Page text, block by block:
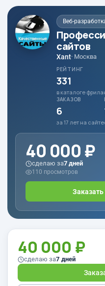
Веб-
сайтов
Xant· Москва
РЕЙТИНГ
331
в каталоге
ЗАКАЗОВ
6
за 17 лет на сайте
40 000 ₽
сделаю за7 дней
110 просмотров
Заказать
40 000 ₽
сделаю за7 дней